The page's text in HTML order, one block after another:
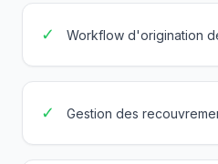
✓ Workflow d'origination
✓ Gestion des